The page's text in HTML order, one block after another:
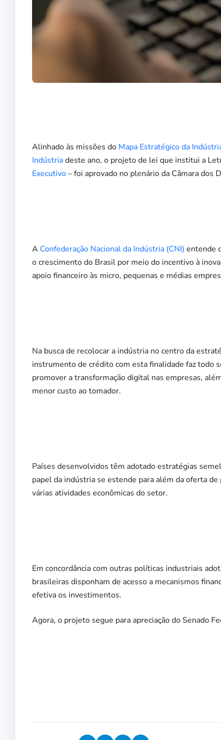
Alinhado às missões do Mapa Estratégico da
Indústriadeste ano, o projeto de lei que institui a
Executivo– foi aprovado no plenário da Câmara dos
A Confederação Nacional da Indústria (CNI) entende
o crescimento do Brasil por meio do incentivo à
apoio financeiro às micro, pequenas e médias
Na busca de recolocar a indústria no centro da
instrumento de crédito com esta finalidade faz todo
promover a transformação digital nas empresas,
menor custo ao tomador.
Países desenvolvidos têm adotado estratégias
papel da indústria se estende para além da oferta
várias atividades econômicas do setor.
Em concordância com outras políticas industriais
brasileiras disponham de acesso a mecanismos
efetiva os investimentos.
Agora, o projeto segue para apreciação do Senado